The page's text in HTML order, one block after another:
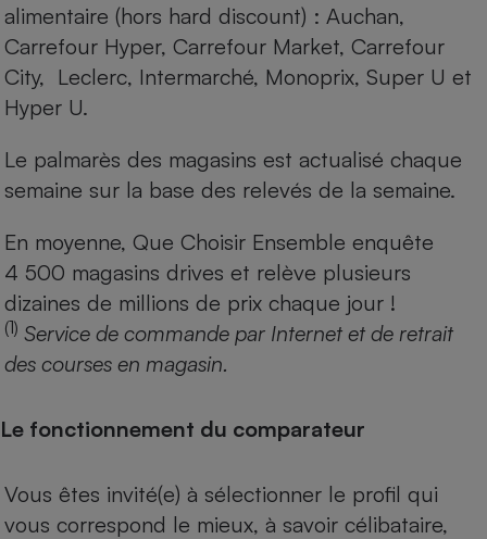
alimentaire (hors hard discount) : Auchan,
Carrefour Hyper, Carrefour Market, Carrefour
City, Leclerc, Intermarché, Monoprix, Super U et
Hyper U.
Le palmarès des magasins est actualisé chaque
semaine sur la base des relevés de la semaine.
En moyenne, Que Choisir Ensemble enquête
4 500 magasins drives et relève plusieurs
dizaines de millions de prix chaque jour !
(1) Service de commande par Internet et de retrait
des courses en magasin.
Le fonctionnement du comparateur
Vous êtes invité(e) à sélectionner le profil qui
vous correspond le mieux, à savoir célibataire,